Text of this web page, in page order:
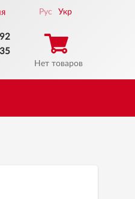
Рус Укр
Нет товаров